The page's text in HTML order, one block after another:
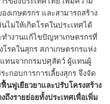
งเกษตรกร และสามารถสร้าง
ไม่ให้เกิดโรคในประเทศได้
ำงานแก้ไขปัญหาเกษตรกรที่
รคในสุกร สภาเกษตรกรแห่ง
ทนจากกรมปศุสัตว์ ผู้แทนผู้
กอบการการเลี้ยงสุกร จึงจัด
ฟื้นฟูเยียวยาและปรับโครงสร้าง
ถึงรายย่อยทั้งประเทศเพื่อเพิ่ม